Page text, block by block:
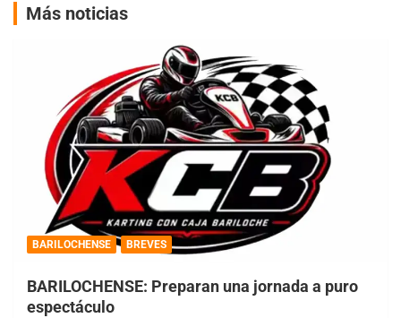
Más noticias
BARILOCHENSE BREVES
BARILOCHENSE: Preparan una jornada a puro
espectáculo